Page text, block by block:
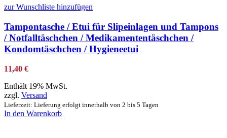
zur Wunschliste hinzufügen
Tampontasche / Etui für Slipeinlagen und Tampons
/ Notfalltäschchen / Medikamententäschchen /
Kondomtäschchen / Hygieneetui
11,40 €
Enthält 19% MwSt.
zzgl. Versand
Lieferzeit: Lieferung erfolgt innerhalb von 2 bis 5 Tagen
In den Warenkorb